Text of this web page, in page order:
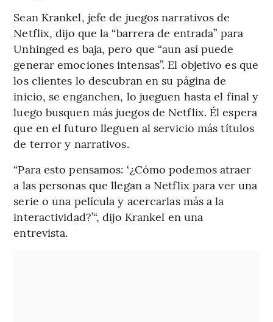
Sean Krankel, jefe de juegos narrativos de
Netflix, dijo que la “barrera de entrada” para
Unhinged es baja, pero que “aun así puede
generar emociones intensas”. El objetivo es que
los clientes lo descubran en su página de
inicio, se enganchen, lo jueguen hasta el final y
luego busquen más juegos de Netflix. Él espera
que en el futuro lleguen al servicio más títulos
de terror y narrativos.
“Para esto pensamos: ‘¿Cómo podemos atraer
a las personas que llegan a Netflix para ver una
serie o una película y acercarlas más a la
interactividad?’“, dijo Krankel en una
entrevista.